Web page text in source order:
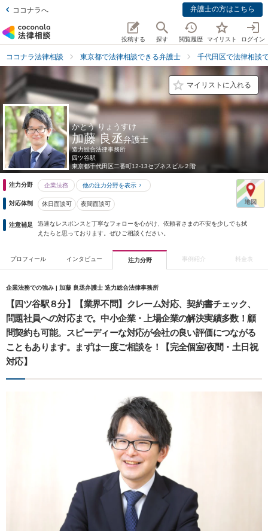
ココナラへ 弁護士の方はこちら
投稿する 探す 閲覧履歴 マイリスト ログイン
ココナラ法律相談 東京都で法律相談できる弁護士 千代田区で法律相談
マイリストに入れる
かとう りょうすけ
加藤 良丞弁護士
造力総合法律事務所
四ツ谷駅
東京都千代田区二番町12-13セブネスビル２階
注力分野 企業法務 他の注力分野を表示
対応体制 休日面談可 夜間面談可
注意補足
迅速なレスポンスと丁寧なフォローを心がけ、依頼者さまの不安を少しでも拭
えたらと思っております。ぜひご相談ください。
プロフィール インタビュー 注力分野 事例紹介 料金表
企業法務での強み | 加藤 良丞弁護士 造力総合法律事務所
【四ツ谷駅８分】【業界不問】クレーム対応、契約書チェック、
問題社員への対応まで。中小企業・上場企業の解決実績多数！顧
問契約も可能。スピーディーな対応が会社の良い評価につながる
こともあります。まずは一度ご相談を！【完全個室/夜間・土日祝
対応】